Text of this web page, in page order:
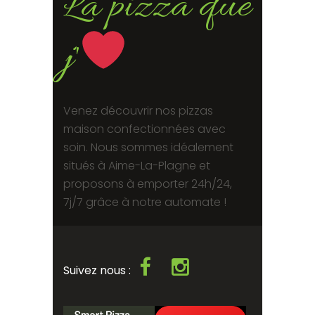
j'
Venez découvrir nos pizzas
maison confectionnées avec
soin. Nous sommes idéalement
situés à Aime-La-Plagne et
proposons à emporter 24h/24,
7j/7 grâce à notre automate !
Suivez nous :